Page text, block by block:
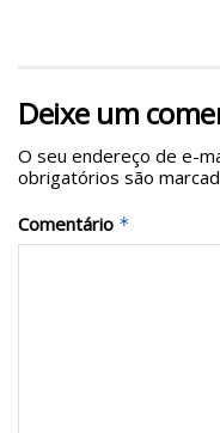
Deixe um
O seu endereço de e-
obrigatórios são
Comentário *